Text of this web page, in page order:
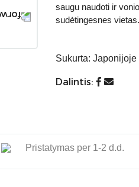
saugu naudoti ir
sudėtingesnes vietas.
Sukurta: Japonijoje
Dalintis:
Pristatymas per 1-2 d.d.